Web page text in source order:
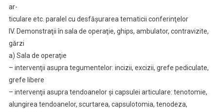
ar-
ticulare etc. paralel cu desfăşurarea tematicii conferinţelor
IV. Demonstraţii în sala de operaţie, ghips, ambulator, contravizite,
gărzi
a) Sala de operaţie
– intervenţii asupra tegumentelor: incizii, excizii, grefe pediculate,
grefe libere
– intervenţii asupra tendoanelor şi capsulei articulare: tenotomie,
alungirea tendoanelor, scurtarea, capsulotomia, tenodeza,